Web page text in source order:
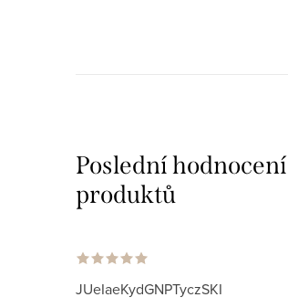
Poslední hodnocení
produktů
JUeIaeKydGNPTyczSKI